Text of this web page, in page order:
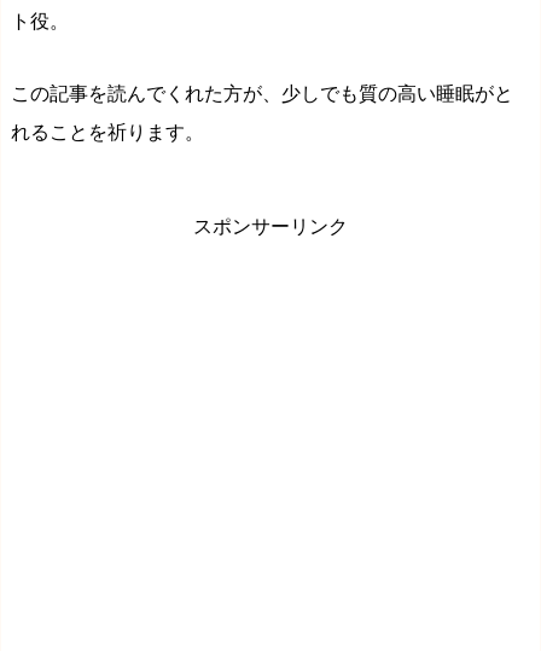
ト役。
この記事を読んでくれた方が、少しでも質の高い睡眠がと
れることを祈ります。
スポンサーリンク